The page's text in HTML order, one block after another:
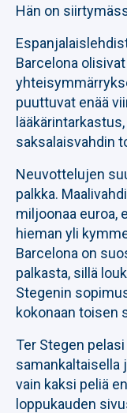
Hän on
Barcelona
puuttuvat enää
saksalaisvahdin
Neuvottelujen
palkka.
miljoonaa euroa,
hieman yli
Barcelona on
palkasta, sillä
Stegenin
kokonaan toisen
Ter Stegen
samankaltaisella
vain kaksi peliä
loppukauden